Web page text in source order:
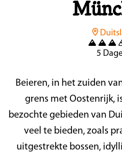
5
Beieren, in het zuiden
grens met Oostenrijk,
bezochte gebieden van
veel te bieden, zoals
uitgestrekte bossen,